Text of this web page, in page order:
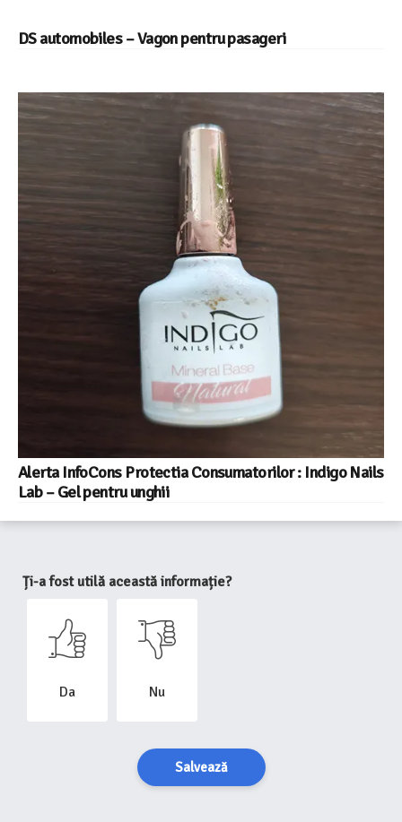
DS automobiles – Vagon pentru pasageri
Alerta InfoCons Protectia Consumatorilor : Indigo Nails
Lab – Gel pentru unghii
Ți-a fost utilă această informație?
Da Nu
Salvează